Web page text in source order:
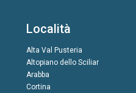
Località
Alta Val Pusteria
Altopiano dello Sciliar
Arabba
Cortina